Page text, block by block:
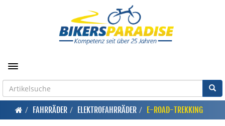
Toggle navigation
FAHRRÄDER ELEKTROFAHRRÄDER E-ROAD-TREKKING